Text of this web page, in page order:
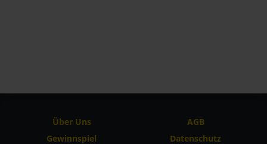
Über Uns
AGB
Gewinnspiel
Datenschutz